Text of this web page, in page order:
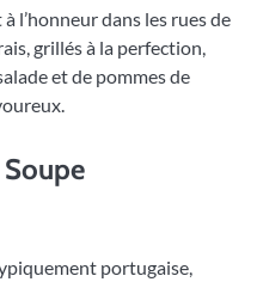
l’honneur dans les rues de
grillés à la perfection,
et de pommes de
Soupe
portugaise,